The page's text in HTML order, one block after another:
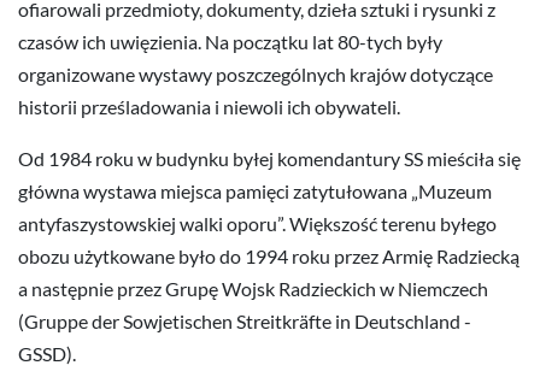
ofiarowali przedmioty, dokumenty, dzieła sztuki i rysunki z
czasów ich uwięzienia. Na początku lat 80-tych były
organizowane wystawy poszczególnych krajów dotyczące
historii prześladowania i niewoli ich obywateli.
Od 1984 roku w budynku byłej komendantury SS mieściła się
główna wystawa miejsca pamięci zatytułowana „Muzeum
antyfaszystowskiej walki oporu”. Większość terenu byłego
obozu użytkowane było do 1994 roku przez Armię Radziecką
a następnie przez Grupę Wojsk Radzieckich w Niemczech
(Gruppe der Sowjetischen Streitkräfte in Deutschland -
GSSD).